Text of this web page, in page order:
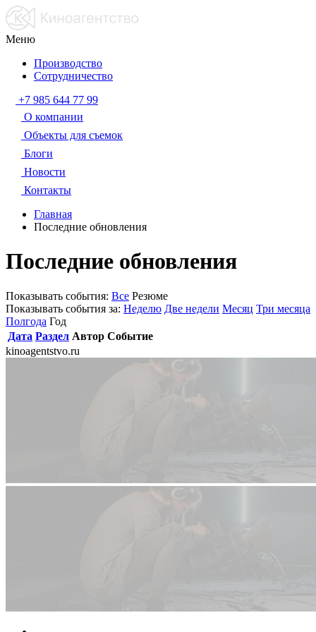
Меню
Производство
Сотрудничество
+7 985 644 77 99
О компании
Объекты для съемок
Блоги
Новости
Контакты
Главная
Последние обновления
Последние обновления
Показывать события: Все Резюме
Показывать события за: Неделю Две недели Месяц Три месяца
Полгода Год
Дата Раздел Автор Событие
kinoagentstvo.ru